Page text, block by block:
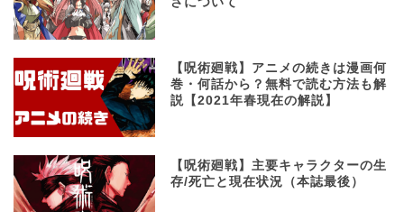
【呪術廻戦】アニメの続きは漫画何
巻・何話から？無料で読む方法も解
説【2021年春現在の解説】
【呪術廻戦】主要キャラクターの生
存/死亡と現在状況（本誌最後）